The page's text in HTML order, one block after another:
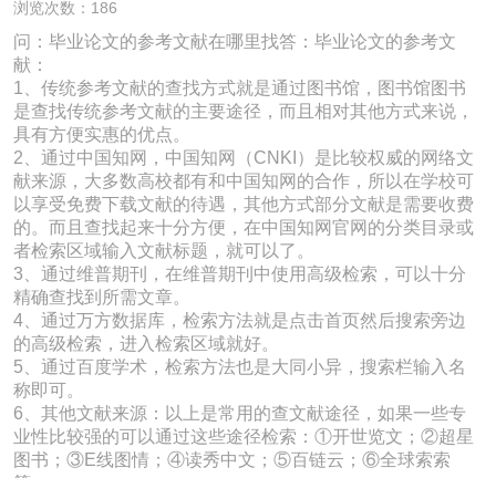
浏览次数：186
问：毕业论文的参考文献在哪里找答：毕业论文的参考文
献：
1、传统参考文献的查找方式就是通过图书馆，图书馆图书
是查找传统参考文献的主要途径，而且相对其他方式来说，
具有方便实惠的优点。
2、通过中国知网，中国知网（CNKI）是比较权威的网络文
献来源，大多数高校都有和中国知网的合作，所以在学校可
以享受免费下载文献的待遇，其他方式部分文献是需要收费
的。而且查找起来十分方便，在中国知网官网的分类目录或
者检索区域输入文献标题，就可以了。
3、通过维普期刊，在维普期刊中使用高级检索，可以十分
精确查找到所需文章。
4、通过万方数据库，检索方法就是点击首页然后搜索旁边
的高级检索，进入检索区域就好。
5、通过百度学术，检索方法也是大同小异，搜索栏输入名
称即可。
6、其他文献来源：以上是常用的查文献途径，如果一些专
业性比较强的可以通过这些途径检索：①开世览文；②超星
图书；③E线图情；④读秀中文；⑤百链云；⑥全球索索